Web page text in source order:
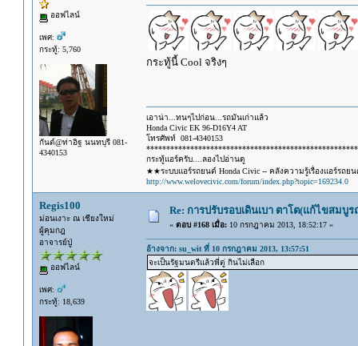
ออฟไลน์
เพศ:
กระทู้: 5,760
กันต์@ท่าอิฐ นนทบุรี 081-
4340153
กระทู้นี้ Cool จริงๆ
เอาน่า...ทนๆไปก่อน...รถมันเก่าแล้ว
Honda Civic EK 96-D16Y4 AT
โทรศัพท์ 081-4340153
กระทู้แอร์ครับ....ลองไปอ่านดู
★★ระบบแอร์รถยนต์ Honda Civic -- คลังความรู้เรื่องแอร์รถย
http://www.welovecivic.com/forum/index.php?topic=169234.0
Regis100
ม่อนเงาะ ณ เชียงใหม่
ผู้คุมกฎ
อาจารย์ปู่
ออฟไลน์
เพศ:
กระทู้: 18,639
Re: การปรับรอบเดินเบา ตาโต(แก้ไขสมบู
« ตอบ #168 เมื่อ:10 กรกฎาคม 2013, 18:52:17 »
อ้างจาก: su_wit ที่ 10 กรกฎาคม 2013, 13:57:51
จะเป็นรัฐมนตรีแล้วพี่ตู่ กินไม่เลือก